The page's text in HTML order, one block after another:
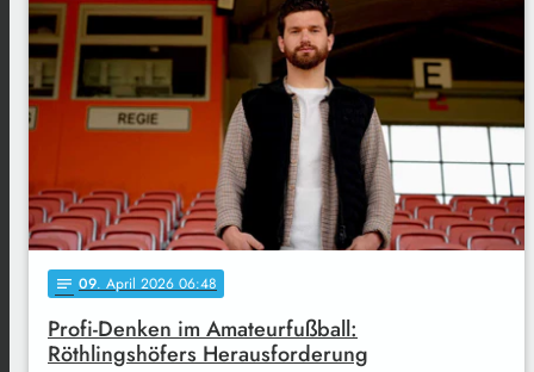
notes 09. April 2026 06:48
Profi-Denken im Amateurfußball:
Röthlingshöfers Herausforderung